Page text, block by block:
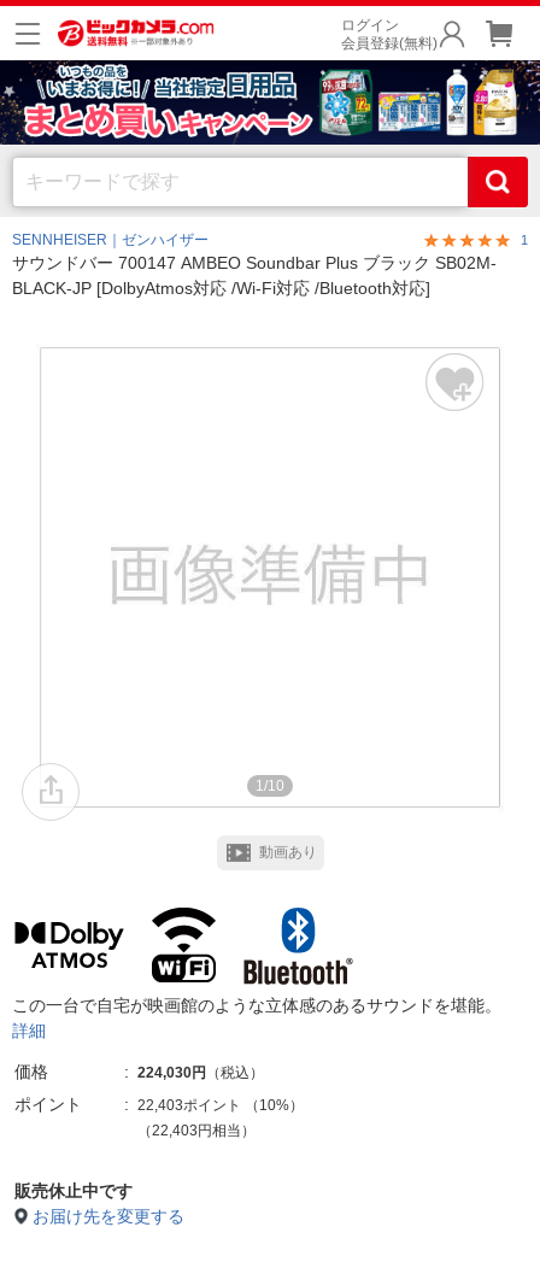
ログイン
会員登録(無料)
SENNHEISER｜ゼンハイザー 1
サウンドバー 700147 AMBEO Soundbar Plus ブラック SB02M-
BLACK-JP [DolbyAtmos対応 /Wi-Fi対応 /Bluetooth対応]
1/10
動画あり
この一台で自宅が映画館のような立体感のあるサウンドを堪能。
詳細
価格 224,030円 （税込）
ポイント 22,403ポイント （ 10%）
（22,403円相当）
販売休止中です
お届け先を変更する